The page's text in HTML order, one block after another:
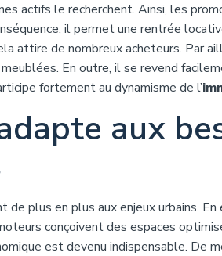
actifs le recherchent. Ainsi, les
il permet une rentrée
attire de nombreux acheteurs. Par
En outre, il se revend
fortement au dynamisme de l’
aux
de plus en plus aux enjeux urbains.
conçoivent des espaces
est devenu indispensable. De